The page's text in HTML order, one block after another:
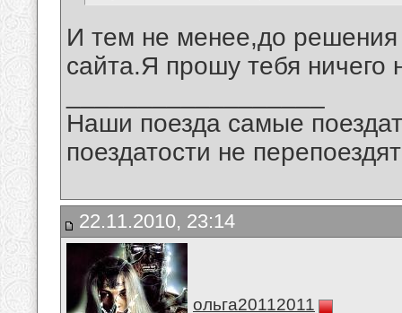
И тем не менее,до
сайта.Я прошу тебя ничего
Наши поезда самые
поездатости не
22.11.2010, 23:14
ольга20112011